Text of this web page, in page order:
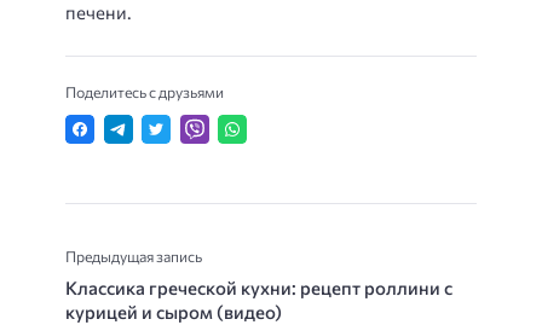
печени.
Поделитесь с друзьями
Предыдущая запись
Классика греческой кухни: рецепт роллини с
курицей и сыром (видео)